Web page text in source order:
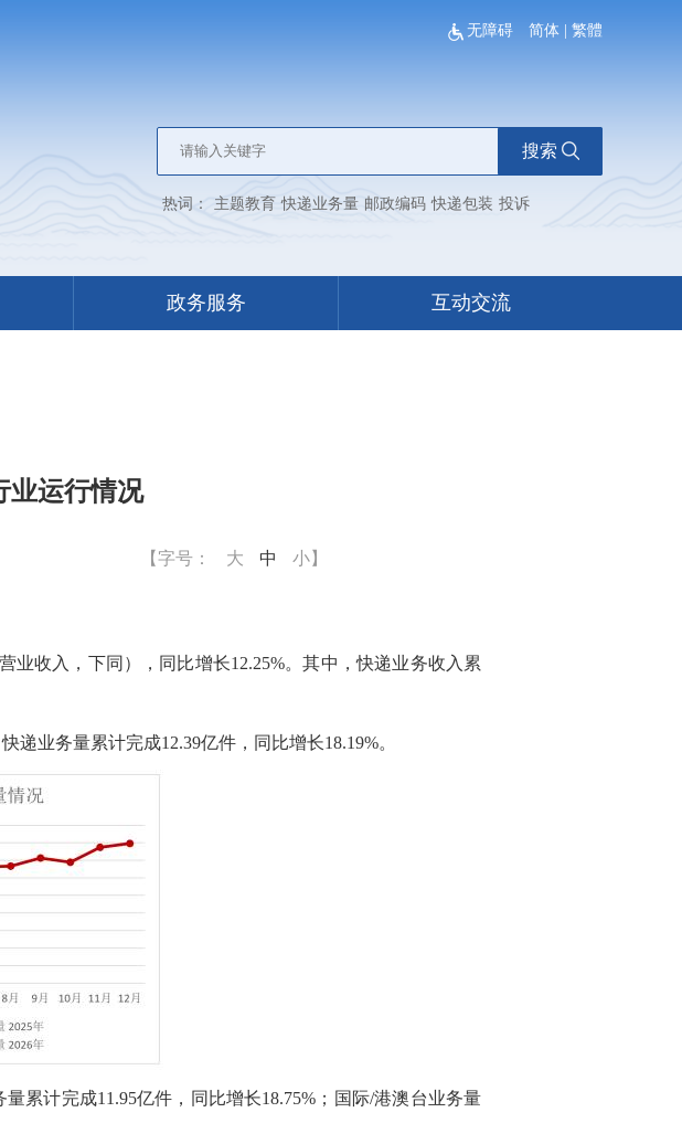
无障碍 简体 繁體
搜索
热词： 主题教育 快递业务量 邮政编码 快递包装 投诉
政务服务 互动交流
业运行情况
【字号： 大 中 小】
业收入，下同），同比增长12.25%。其中，快递业务收入累
递业务量累计完成12.39亿件，同比增长18.19%。
累计完成11.95亿件，同比增长18.75%；国际/港澳台业务量